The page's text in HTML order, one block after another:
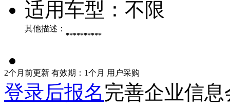
适用车型： 不限
其他描述：
**********
2个月前更新 有效期：1个月 用户采购
登录后报名完善企业信